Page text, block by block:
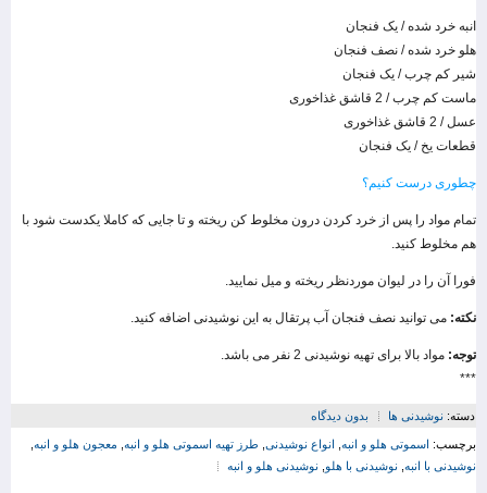
انبه خرد شده / یک فنجان
هلو خرد شده / نصف فنجان
شیر کم چرب / یک فنجان
ماست کم چرب / 2 قاشق غذاخوری
عسل / 2 قاشق غذاخوری
قطعات یخ / یک فنجان
چطوری درست کنیم؟
تمام مواد را پس از خرد کردن درون مخلوط کن ریخته و تا جایی که کاملا یکدست شود با
هم مخلوط کنید.
فورا آن را در لیوان موردنظر ریخته و میل نمایید.
نکته: می توانید نصف فنجان آب پرتقال به این نوشیدنی اضافه کنید.
توجه: مواد بالا برای تهیه نوشیدنی 2 نفر می باشد.
***
دسته: نوشیدنی ها بدون دیدگاه
برچسب: اسموتی هلو و انبه انواع نوشیدنی طرز تهیه اسموتی هلو و انبه معجون هلو و انبه
نوشیدنی با انبه نوشیدنی با هلو نوشیدنی هلو و انبه